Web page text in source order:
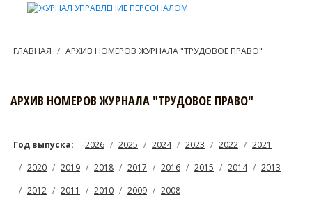
ГЛАВНАЯ АРХИВ НОМЕРОВ ЖУРНАЛА "ТРУДОВОЕ ПРАВО"
АРХИВ НОМЕРОВ ЖУРНАЛА "ТРУДОВОЕ ПРАВО"
Год выпуска: 2026 2025 2024 2023 2022
2021
2020
2019 2018 2017 2016 2015 2014
2013
2012
2011 2010 2009 2008